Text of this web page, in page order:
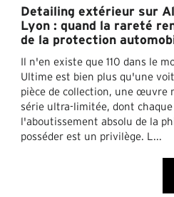
Detailing extérieur sur
Lyon : quand la rareté
de la protection
Il n'en existe que 110 dans le
Ultime est bien plus qu'une
pièce de collection, une œuvre
série ultra-limitée, dont
l'aboutissement absolu de la
posséder est un privilège. L...